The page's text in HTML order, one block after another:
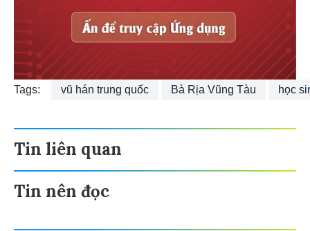
Tags: vũ hán trung quốc Bà Rịa Vũng Tàu học
Tin liên quan
Tin nên đọc